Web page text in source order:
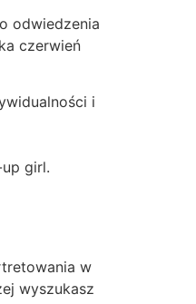
odwiedzenia
czerwień
i
girl.
w
wyszukasz